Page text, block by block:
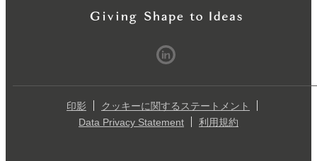
印影
クッキーに関するステートメント
Data Privacy Statement
利用規約